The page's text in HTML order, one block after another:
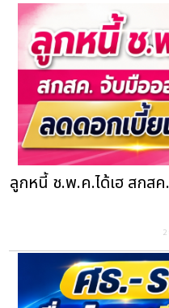
ลูกหนี้ ช.พ.ค.ได้เฮ สกส
2